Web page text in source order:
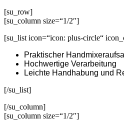
[su_row]
[su_column size=“1/2″]
[su_list icon=“icon: plus-circle“
Praktischer
Hochwertige Verarbeitung
Leichte Handhabung und
[/su_list]
[/su_column]
[su_column size=“1/2″]